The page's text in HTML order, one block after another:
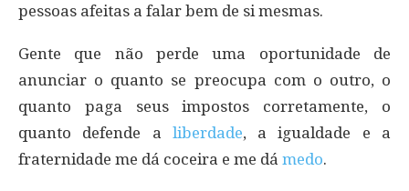
pessoas afeitas a falar bem de si mesmas.
Gente que não perde uma oportunidade de
anunciar o quanto se preocupa com o outro, o
quanto paga seus impostos corretamente, o
quanto defende a liberdade, a igualdade e a
fraternidade me dá coceira e me dá medo.